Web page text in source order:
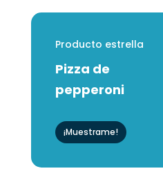
Producto estrella
Pizza de
pepperoni
¡Muestrame!